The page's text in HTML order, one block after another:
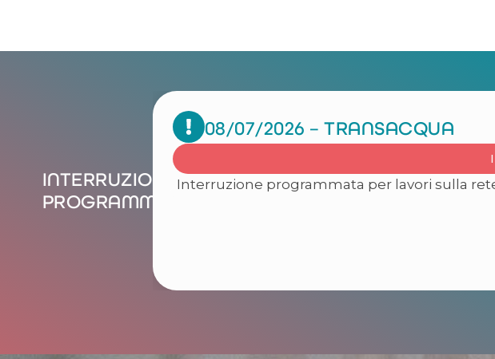
INTERRUZIONI
PROGRAMMATE
08/07/2026 – TRANSACQUA
Interruzione programmata per lavori sulla